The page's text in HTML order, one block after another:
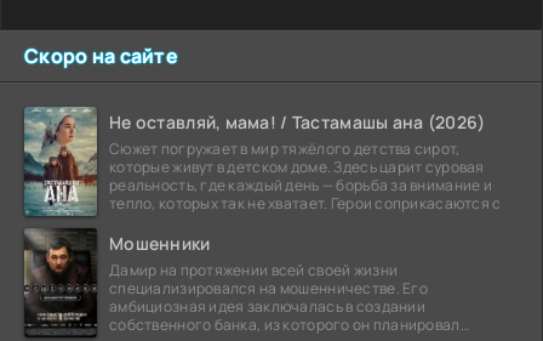
Скоро на сайте
Не оставляй, мама! / Тастамашы ана (2026)
Сюжет погружает в мир тяжёлого детства сирот,
которые живут в детском доме. Здесь царит суровая
реальность, где каждый день — борьба за внимание и
тепло, которых так не хватает. Герои соприкасаются с
Мошенники
Дамир на протяжении всей своей жизни
специализировался на мошенничестве. Его
амбициозная идея заключалась в создании
собственного банка, из которого он планировал